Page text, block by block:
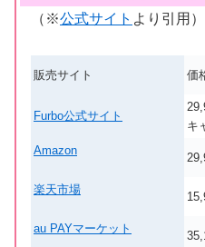
（※公式サイト より引用）
販売サイト 価
Furbo公式サイト
キ
Amazon
楽天市場
au PAYマーケット